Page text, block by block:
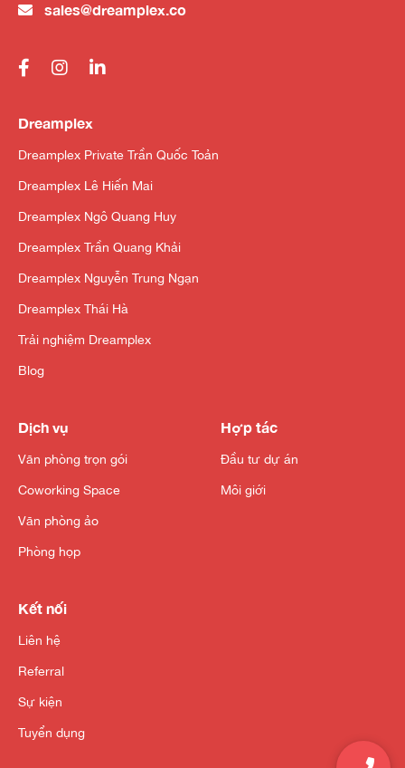
sales@dreamplex.co
Dreamplex
Dreamplex Private Trần Quốc Toản
Dreamplex Lê Hiến Mai
Dreamplex Ngô Quang Huy
Dreamplex Trần Quang Khải
Dreamplex Nguyễn Trung Ngạn
Dreamplex Thái Hà
Trải nghiệm Dreamplex
Blog
Dịch vụ
Văn phòng trọn gói
Coworking Space
Văn phòng ảo
Phòng họp
Hợp tác
Đầu tư dự án
Môi giới
Kết nối
Liên hệ
Referral
Sự kiện
Tuyển dụng